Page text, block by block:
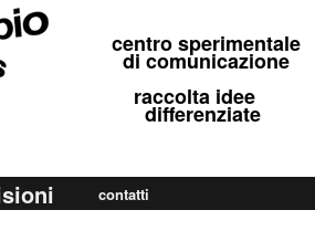
centro sperimentale
di comunicazione
raccolta idee
differenziate
contatti